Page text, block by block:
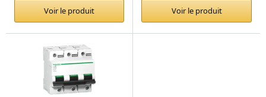
Voir le produit Voir le produit